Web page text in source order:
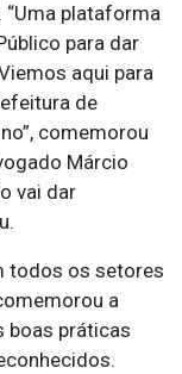
“Uma plataforma
para dar
aqui para
de
comemorou
Márcio
vai dar
todos os setores
a
boas práticas